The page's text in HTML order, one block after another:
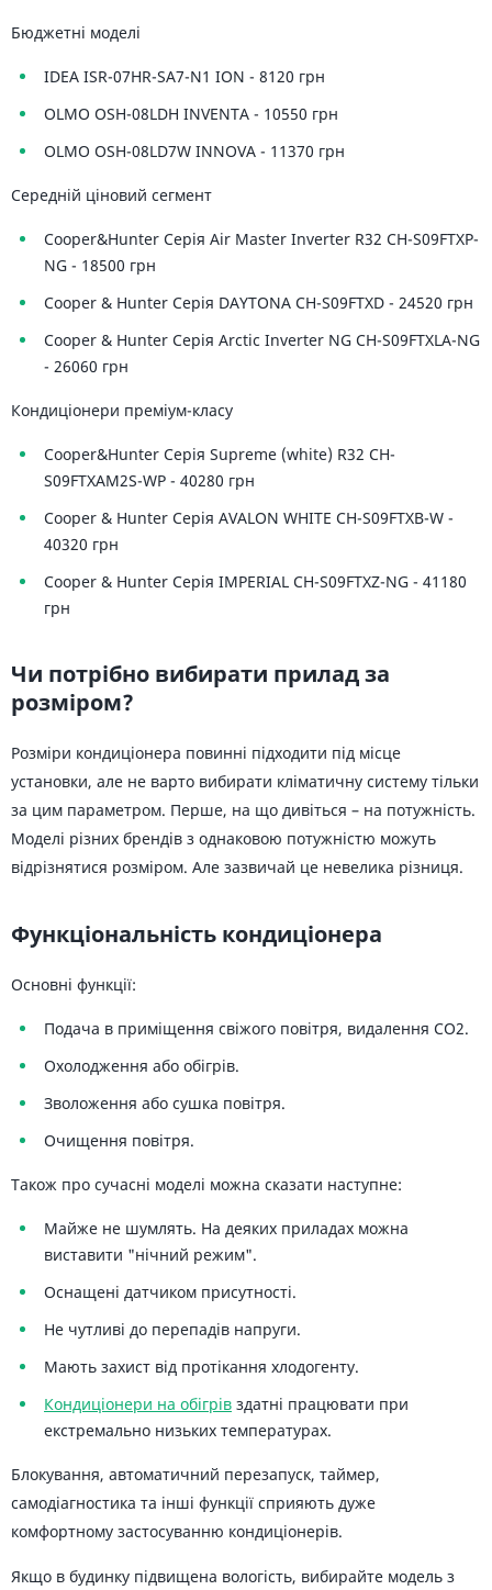
Бюджетні моделі
IDEA ISR-07HR-SA7-N1 ION - 8120 грн
OLMO OSH-08LDH INVENTA - 10550 грн
OLMO OSH-08LD7W INNOVA - 11370 грн
Середній ціновий сегмент
Cooper&Hunter Серія Air Master Inverter R32 CH-S09FTXP-
NG - 18500 грн
Cooper & Hunter Серія DAYTONA CH-S09FTXD - 24520 грн
Cooper & Hunter Серія Arctic Inverter NG CH-S09FTXLA-NG
- 26060 грн
Кондиціонери преміум-класу
Cooper&Hunter Серія Supreme (white) R32 CH-
S09FTXAM2S-WP - 40280 грн
Cooper & Hunter Серія AVALON WHITE CH-S09FTXB-W -
40320 грн
Cooper & Hunter Серія IMPERIAL CH-S09FTXZ-NG - 41180
грн
Чи потрібно вибирати прилад за
розміром?
Розміри кондиціонера повинні підходити під місце
установки, але не варто вибирати кліматичну систему тільки
за цим параметром. Перше, на що дивіться – на потужність.
Моделі різних брендів з однаковою потужністю можуть
відрізнятися розміром. Але зазвичай це невелика різниця.
Функціональність кондиціонера
Основні функції:
Подача в приміщення свіжого повітря, видалення CO2.
Охолодження або обігрів.
Зволоження або сушка повітря.
Очищення повітря.
Також про сучасні моделі можна сказати наступне:
Майже не шумлять. На деяких приладах можна
виставити "нічний режим".
Оснащені датчиком присутності.
Не чутливі до перепадів напруги.
Мають захист від протікання хлодогенту.
Кондиціонери на обігрів здатні працювати при
екстремально низьких температурах.
Блокування, автоматичний перезапуск, таймер,
самодіагностика та інші функції сприяють дуже
комфортному застосуванню кондиціонерів.
Якщо в будинку підвищена вологість, вибирайте модель з